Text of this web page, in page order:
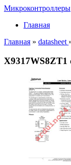
Микроконтроллеры
Главная
Главная » datasheet
X9317WS8ZT1